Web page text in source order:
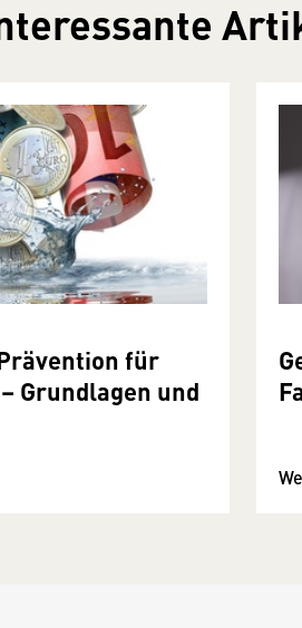
für
Grundlagen und